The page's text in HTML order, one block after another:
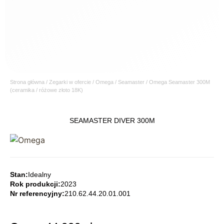
Strona główna / Zegarki w ofercie / Omega / Seamaster / Omega Seamaster 300M
(ceramika / różowe złoto 18K)
SEAMASTER DIVER 300M
Stan:Idealny
Rok produkcji:2023
Nr referencyjny:210.62.44.20.01.001